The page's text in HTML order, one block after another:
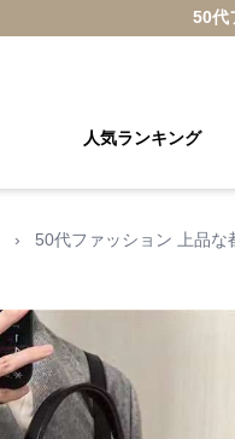
50代
人気ランキング
› 50代ファッション 上品な